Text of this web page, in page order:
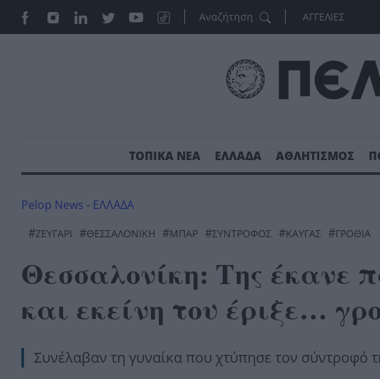
ΑΓΓΕΛΙΕΣ
ΤΟΠΙΚΑ ΝΕΑ ΕΛΛΑΔΑ ΑΘΛΗΤΙΣΜΟΣ
Pelop News - ΕΛΛΑΔΑ
#ΖΕΥΓΆΡΙ #ΘΕΣΣΑΛΟΝΊΚΗ #ΜΠΑΡ #ΣΎΝΤΡΟΦΟΣ #ΚΑΥΓΆΣ #ΓΡΟΘΙΆ
Θεσσαλονίκη: Της έκανε
και εκείνη του έριξε…
Συνέλαβαν τη γυναίκα που χτύπησε τον σύντροφό